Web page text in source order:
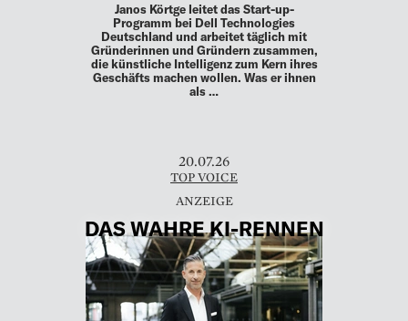
Janos Körtge leitet das Start-up-
Programm bei Dell Technologies
Deutschland und arbeitet täglich mit
Gründerinnen und Gründern zusammen,
die künstliche Intelligenz zum Kern ihres
Geschäfts machen wollen. Was er ihnen
als …
20.07.26
TOP VOICE
DAS WAHRE KI-RENNEN